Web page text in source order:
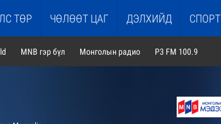
ТӨР ЧӨЛӨӨТ ЦАГ ДЭЛХИЙД СПОРТ
MNB гэр бүл Монголын радио P3 FM 100.9